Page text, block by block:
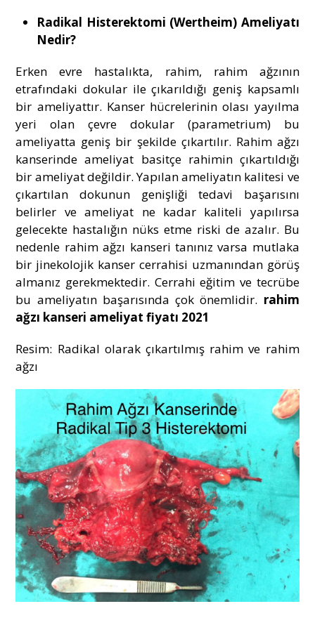
Radikal Histerektomi (Wertheim) Ameliyatı
Nedir?
Erken evre hastalıkta, rahim, rahim ağzının
etrafındaki dokular ile çıkarıldığı geniş kapsamlı
bir ameliyattır. Kanser hücrelerinin olası yayılma
yeri olan çevre dokular (parametrium) bu
ameliyatta geniş bir şekilde çıkartılır. Rahim ağzı
kanserinde ameliyat basitçe rahimin çıkartıldığı
bir ameliyat değildir. Yapılan ameliyatın kalitesi ve
çıkartılan dokunun genişliği tedavi başarısını
belirler ve ameliyat ne kadar kaliteli yapılırsa
gelecekte hastalığın nüks etme riski de azalır. Bu
nedenle rahim ağzı kanseri tanınız varsa mutlaka
bir jinekolojik kanser cerrahisi uzmanından görüş
almanız gerekmektedir. Cerrahi eğitim ve tecrübe
bu ameliyatın başarısında çok önemlidir. rahim
ağzı kanseri ameliyat fiyatı 2021
Resim: Radikal olarak çıkartılmış rahim ve rahim
ağzı